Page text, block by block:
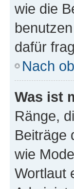
wie die
dafür
Nach
Was ist
Ränge,
Beiträge
wie
Wortlaut